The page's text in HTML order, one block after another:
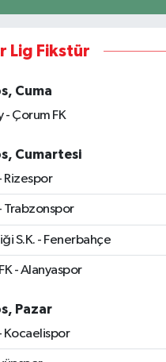
Lig Fikstür
Cuma
- Çorum FK
Cumartesi
Rizespor
Trabzonspor
S.K. - Fenerbahçe
- Alanyaspor
Pazar
Kocaelispor